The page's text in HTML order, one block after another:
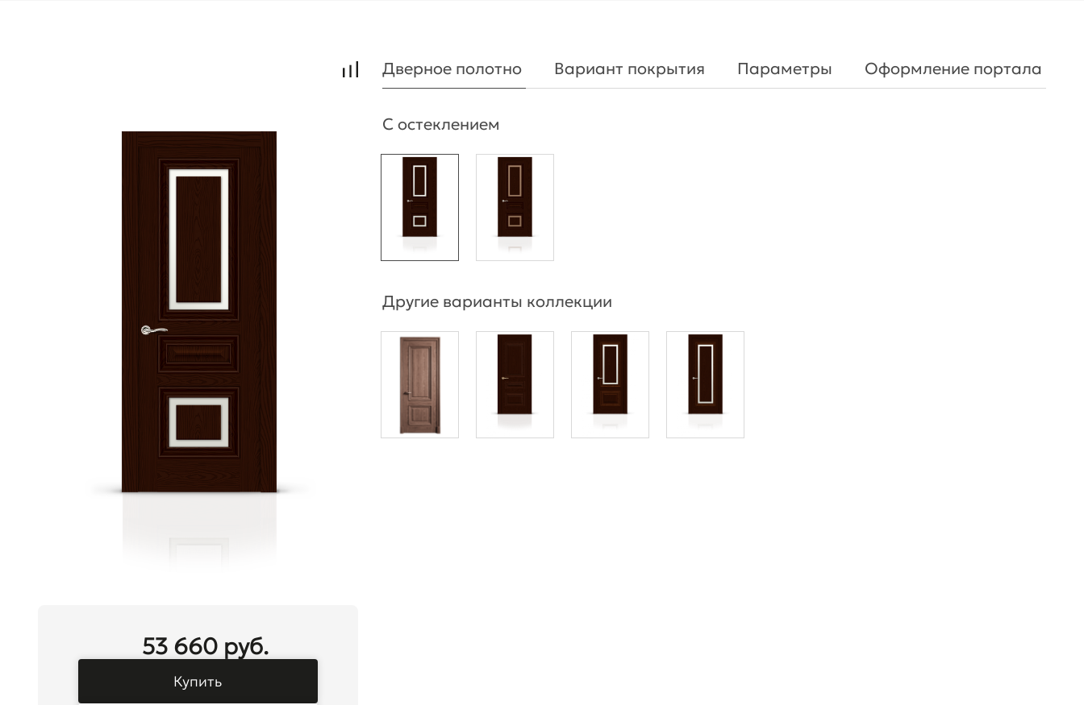
53 660 руб.
Купить
Дверное полотно Вариант покрытия Параметры Оформление портала
С остеклением
Другие варианты коллекции